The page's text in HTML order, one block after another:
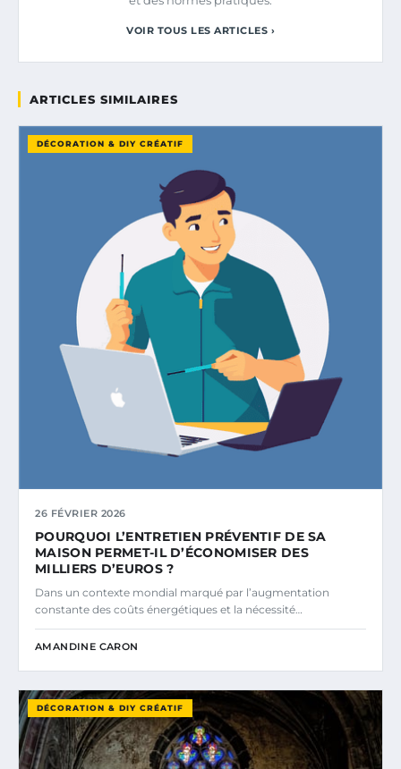
VOIR TOUS LES ARTICLES ›
ARTICLES SIMILAIRES
DÉCORATION & DIY CRÉATIF
26 FÉVRIER 2026
POURQUOI L’ENTRETIEN PRÉVENTIF DE SA
MAISON PERMET-IL D’ÉCONOMISER DES
MILLIERS D’EUROS ?
Dans un contexte mondial marqué par l’augmentation
constante des coûts énergétiques et la nécessité…
AMANDINE CARON
DÉCORATION & DIY CRÉATIF